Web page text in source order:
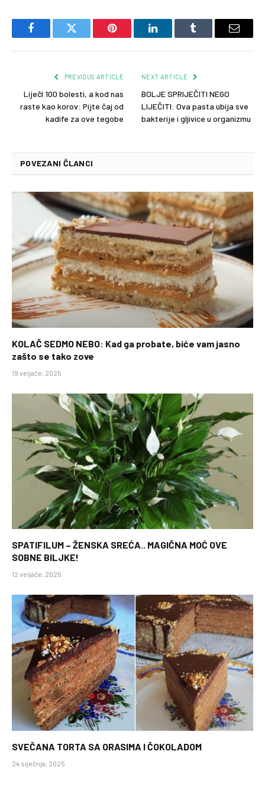
FacebookTwitter Pinterest LinkedInTumblr Email
PREVIOUS ARTICLE
LiječI 100 bolesti, a kod nas
raste kao korov: Pijte čaj od
kadife za ove tegobe
NEXT ARTICLE
BOLJE SPRIJEČITI NEGO
LIJEČITI: Ova pasta ubija sve
bakterije i gljivice u organizmu
POVEZANI ČLANCI
KOLAČ SEDMO NEBO: Kad ga probate, biće vam jasno
zašto se tako zove
19 veljače, 2025
SPATIFILUM – ŽENSKA SREĆA.. MAGIČNA MOĆ OVE
SOBNE BILJKE!
12 veljače, 2025
SVEČANA TORTA SA ORASIMA I ČOKOLADOM
24 siječnja, 2025